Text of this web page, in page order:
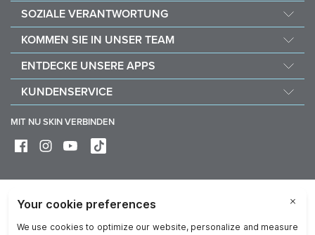
Über Nu Skin
Jobs & Karriere
SOZIALE VERANTWORTUNG
Nourish the Children
Force for Good
Kaufe und spende mit Vitameal
KOMMEN SIE IN UNSER TEAM
Warum Nu Skin
Finanzielle Vergütung
Richtlinien
Geschäftshilfsmittel
ENTDECKE UNSERE APPS
Vera
Stela
KUNDENSERVICE
Mache von deinem Widerrufsrecht Gebrauch
MIT NU SKIN VERBINDEN
Datenschutz Rechtliche Hinweise
Rechte von betroffenen Personen
Impressum